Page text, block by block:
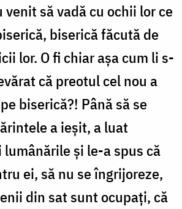
venit să vadă cu ochii lor ce
biserică făcută de
lor. O fi chiar așa cum li s-
că preotul cel nou a
biserică?! Până să se
a ieșit, a luat
și le-a spus că
ei, să nu se îngrijoreze,
din sat sunt ocupați, că